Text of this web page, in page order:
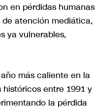
en pérdidas humanas
de atención mediática,
ya vulnerables,
más caliente en la
entre 1991 y
la pérdida